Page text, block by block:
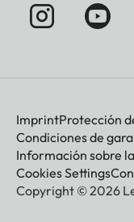
ImprintProtección
Condiciones de
Información sobre
Cookies Settings
Copyright © 2026